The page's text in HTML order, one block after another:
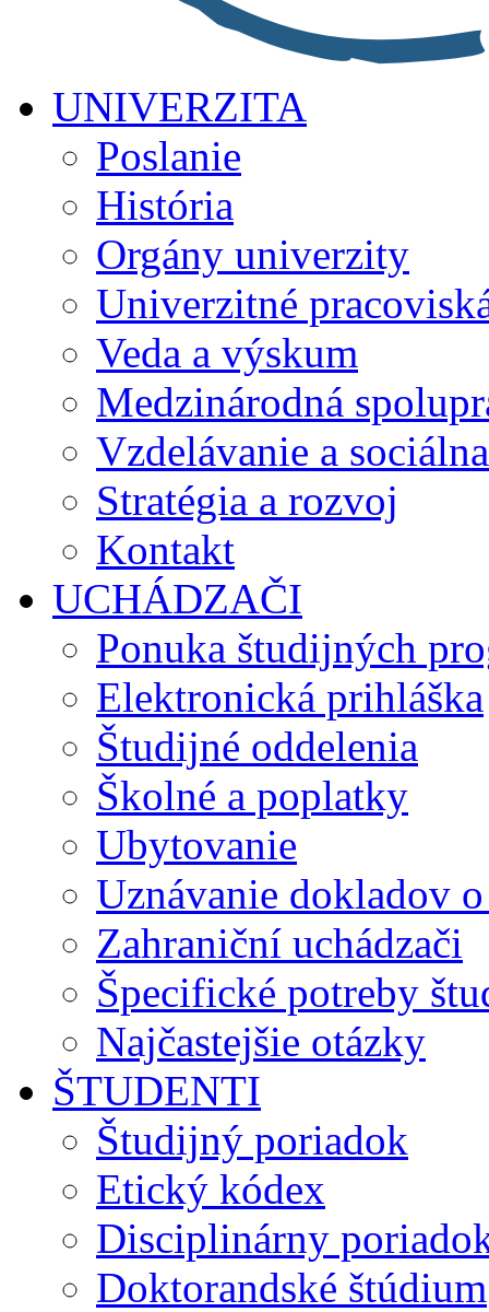
UNIVERZITA
Poslanie
História
Orgány univerzity
Univerzitné
Veda a výskum
Medzinárodná
Vzdelávanie a
Stratégia a rozvoj
Kontakt
UCHÁDZAČI
Ponuka študijných
Elektronická prihláška
Študijné oddelenia
Školné a poplatky
Ubytovanie
Uznávanie dokladov
Zahraniční uchádzači
Špecifické potreby
Najčastejšie otázky
ŠTUDENTI
Študijný poriadok
Etický kódex
Disciplinárny
Doktorandské štúdium